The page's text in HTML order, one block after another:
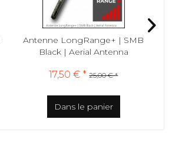
Antenne LongRange+ | SMB
Black | Aerial Antenna
17,50 € * 25,00 € *
Dans le panier